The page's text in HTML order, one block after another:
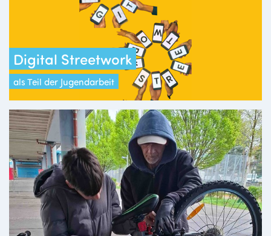
Digital Streetwork
als Teil der Jugendarbeit